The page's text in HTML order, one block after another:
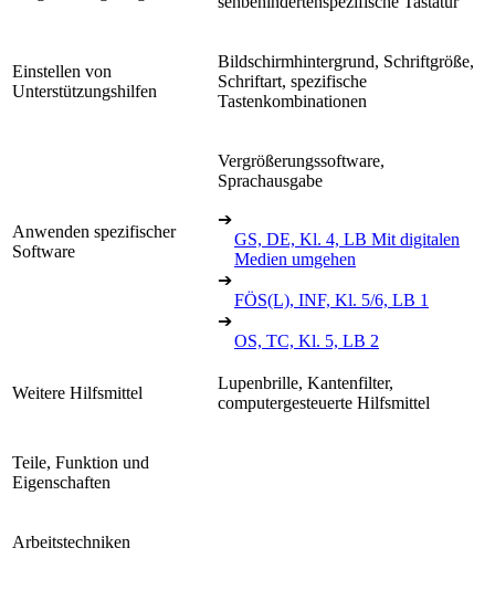
Einstellen von
Unterstützungshilfen
Bildschirmhintergrund, Schriftgröße,
Schriftart, spezifische
Tastenkombinationen
Anwenden spezifischer
Software
Vergrößerungssoftware,
Sprachausgabe
➔
GS, DE, Kl. 4, LB Mit digitalen
Medien umgehen
➔
FÖS(L), INF, Kl. 5/6, LB 1
➔
OS, TC, Kl. 5, LB 2
Weitere Hilfsmittel
Lupenbrille, Kantenfilter,
computergesteuerte Hilfsmittel
Teile, Funktion und
Eigenschaften
Arbeitstechniken